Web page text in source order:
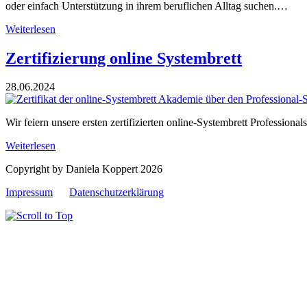
oder einfach Unterstützung in ihrem beruflichen Alltag suchen.…
Weiterlesen
Zertifizierung online Systembrett
28.06.2024
Wir feiern unsere ersten zertifizierten online-Systembrett
Weiterlesen
Copyright by Daniela Koppert 2026
Impressum
Datenschutzerklärung